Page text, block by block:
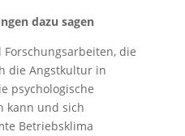
dazu sagen
die
die Angstkultur in
psychologische
kann und sich
Betriebsklima